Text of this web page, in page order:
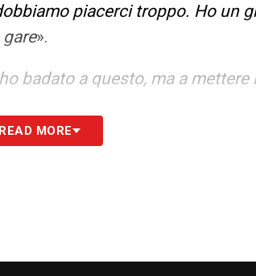
piacerci troppo. Ho un
».
badato a questo, ma a mettere
i ragazzi agli errori devono
stare dentro e quando fuori,
READ MORE